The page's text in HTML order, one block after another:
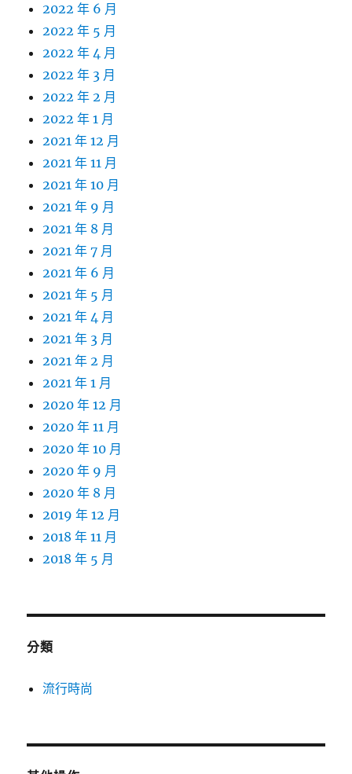
2022 年 6 月
2022 年 5 月
2022 年 4 月
2022 年 3 月
2022 年 2 月
2022 年 1 月
2021 年 12 月
2021 年 11 月
2021 年 10 月
2021 年 9 月
2021 年 8 月
2021 年 7 月
2021 年 6 月
2021 年 5 月
2021 年 4 月
2021 年 3 月
2021 年 2 月
2021 年 1 月
2020 年 12 月
2020 年 11 月
2020 年 10 月
2020 年 9 月
2020 年 8 月
2019 年 12 月
2018 年 11 月
2018 年 5 月
分類
流行時尚